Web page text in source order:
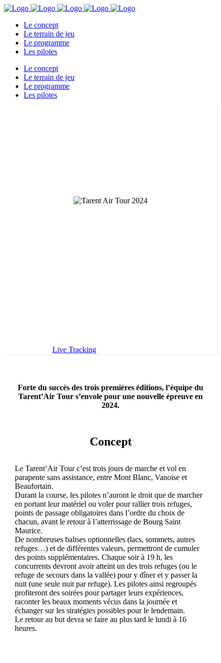
Le concept
Le terrain de jeu
Le programme
Les pilotes
Le concept
Le terrain de jeu
Le programme
Les pilotes
Live Tracking
Forte du succès des trois premières éditions, l’équipe du
Tarent’Air Tour s’envole pour une nouvelle épreuve en
2024.
Concept
Le Tarent’Air Tour c’est trois jours de marche et vol en
parapente sans assistance, entre Mont Blanc, Vanoise et
Beaufortain.
Durant la course, les pilotes n’auront le droit que de marcher
en portant leur matériel ou voler pour rallier trois refuges,
points de passage obligatoires dans l’ordre du choix de
chacun, avant le retour à l’atterrissage de Bourg Saint
Maurice.
De nombreuses balises optionnelles (lacs, sommets, autres
refuges…) et de différentes valeurs, permettront de cumuler
des points supplémentaires. Chaque soir à 19 h, les
concurrents devront avoir atteint un des trois refuges (ou le
refuge de secours dans la vallée) pour y dîner et y passer la
nuit (une seule nuit par refuge). Les pilotes ainsi regroupés
profiteront des soirées pour partager leurs expériences,
raconter les beaux moments vécus dans la journée et
échanger sur les stratégies possibles pour le lendemain.
Le retour au but devra se faire au plus tard le lundi à 16
heures.